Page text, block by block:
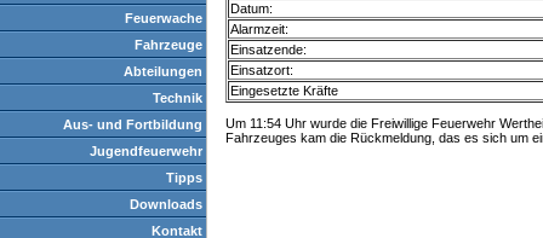
Feuerwache
Fahrzeuge
Abteilungen
Technik
Aus- und Fortbildung
Jugendfeuerwehr
Tipps
Downloads
Kontakt
Datum:
Alarmzeit:
Einsatzende:
Einsatzort:
Eingesetzte Kräfte
Um 11:54 Uhr wurde die Freiwillige Feuerwehr
Fahrzeuges kam die Rückmeldung, das es sich um